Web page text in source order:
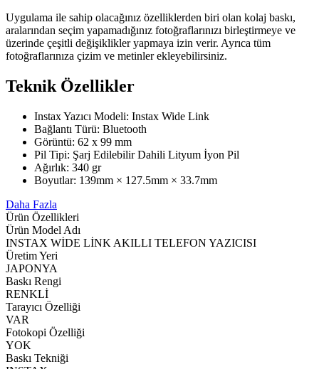
Uygulama ile sahip olacağınız özelliklerden biri olan kolaj baskı,
aralarından seçim yapamadığınız fotoğraflarınızı birleştirmeye ve
üzerinde çeşitli değişiklikler yapmaya izin verir. Ayrıca tüm
fotoğraflarınıza çizim ve metinler ekleyebilirsiniz.
Teknik Özellikler
Instax Yazıcı Modeli: Instax Wide Link
Bağlantı Türü: Bluetooth
Görüntü: 62 x 99 mm
Pil Tipi: Şarj Edilebilir Dahili Lityum İyon Pil
Ağırlık: 340 gr
Boyutlar: 139mm × 127.5mm × 33.7mm
Daha Fazla
Ürün Özellikleri
Ürün Model Adı
INSTAX WİDE LİNK AKILLI TELEFON YAZICISI
Üretim Yeri
JAPONYA
Baskı Rengi
RENKLİ
Tarayıcı Özelliği
VAR
Fotokopi Özelliği
YOK
Baskı Tekniği